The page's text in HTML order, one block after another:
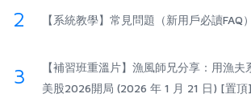
2 【系統教學】常見問題（新用戶必讀FAQ）
3
【補習班重溫片】漁風師兄分享：用漁夫
美股2026開局 (2026 年 1 月 21 日) [置頂]